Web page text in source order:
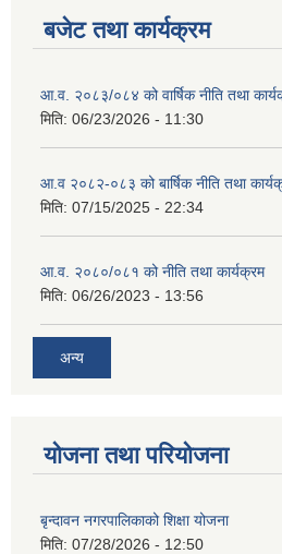
बजेट तथा कार्यक्रम
आ.व. २०८३/०८४ को वार्षिक नीति तथा
मिति: 06/23/2026 - 11:30
आ.व २०८२-०८३ को बार्षिक नीति तथा
मिति: 07/15/2025 - 22:34
आ.व. २०८०/०८१ को नीति तथा कार्यक्रम
मिति: 06/26/2023 - 13:56
अन्य
योजना तथा परियोजना
बृन्दावन नगरपालिकाको शिक्षा योजना
मिति: 07/28/2026 - 12:50